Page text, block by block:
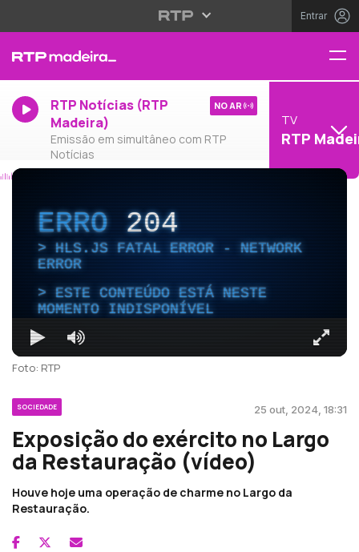
Entrar
RTP Notícias (RTP
Madeira)
Emissão em simultâneo com RTP
Notícias
NO AR
TV
RTP
ERRO204
HLS.JS FATAL ERROR - NETWORK
ERROR
ESTE CONTEÚDO ESTÁ NESTE
MOMENTO INDISPONÍVEL
Foto: RTP
SOCIEDADE 25 out, 2024, 18:31
Exposição do exército no Largo
da Restauração (vídeo)
Houve hoje uma operação de charme no Largo da
Restauração.